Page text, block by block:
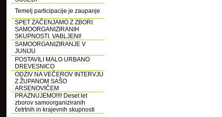
Temelj participacije je zaupanje
SPET ZAČENJAMO Z ZBORI
SAMOORGANIZIRANIH
SKUPNOSTI. VABLJENI!
SAMOORGANIZIRANJE V
JUNIJU
POSTAVILI MALO URBANO
DREVESNICO
ODZIV NA VEČEROV INTERVJU
Z ŽUPANOM SAŠO
ARSENOVIČEM
PRAZNUJEMO!!!! Deset let
zborov samoorganiziranih
četrtnih in krajevnih skupnosti